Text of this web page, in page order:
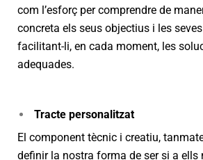
com l’esforç per comprendre de
concreta els seus objectius i les
facilitant-li, en cada moment, les
adequades.
Tracte personalitzat
El component tècnic i creatiu,
definir la nostra forma de ser si a ells